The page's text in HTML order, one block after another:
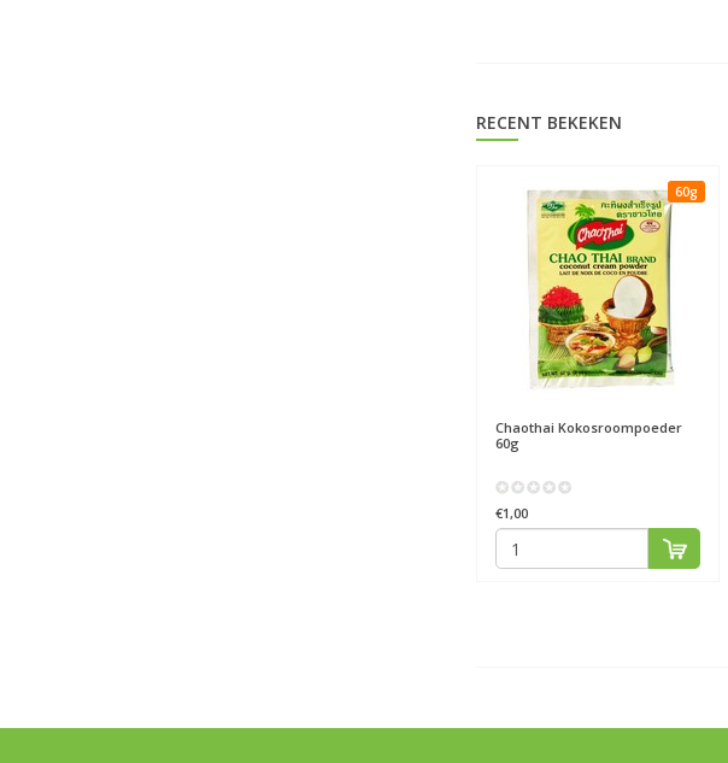
RECENT BEKEKEN
60g
Chaothai Kokosroompoeder
60g
€1,00